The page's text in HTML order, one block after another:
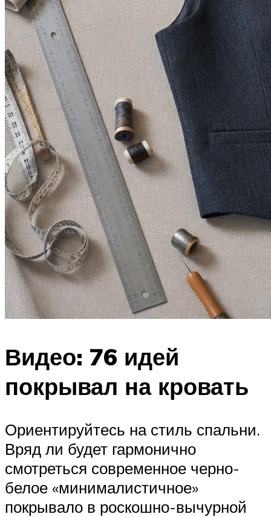
Видео: 76 идей
покрывал на кровать
Ориентируйтесь на стиль спальни.
Вряд ли будет гармонично
смотреться современное черно-
белое «минималистичное»
покрывало в роскошно-вычурной